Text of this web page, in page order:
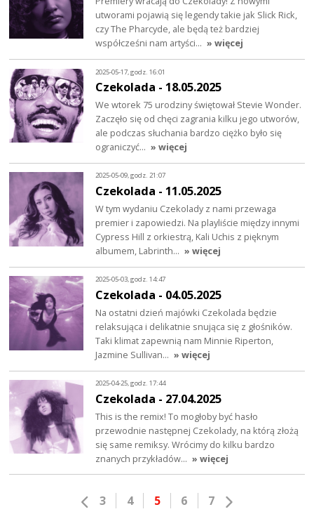
utworami pojawią się legendy takie jak Slick Rick,
czy The Pharcyde, ale będą też bardziej
współcześni nam artyści… » więcej
2025-05-17, godz. 16:01
Czekolada - 18.05.2025
We wtorek 75 urodziny świętował Stevie Wonder.
Zaczęło się od chęci zagrania kilku jego utworów,
ale podczas słuchania bardzo ciężko było się
ograniczyć… » więcej
2025-05-09, godz. 21:07
Czekolada - 11.05.2025
W tym wydaniu Czekolady z nami przewaga
premier i zapowiedzi. Na playliście między innymi
Cypress Hill z orkiestrą, Kali Uchis z pięknym
albumem, Labrinth… » więcej
2025-05-03, godz. 14:47
Czekolada - 04.05.2025
Na ostatni dzień majówki Czekolada będzie
relaksująca i delikatnie snująca się z głośników.
Taki klimat zapewnią nam Minnie Riperton,
Jazmine Sullivan… » więcej
2025-04-25, godz. 17:44
Czekolada - 27.04.2025
This is the remix! To mogłoby być hasło
przewodnie następnej Czekolady, na którą złożą
się same remiksy. Wrócimy do kilku bardzo
znanych przykładów… » więcej
3 4 5 6 7